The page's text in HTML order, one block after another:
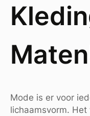
Mode is er voor
lichaamsvorm.